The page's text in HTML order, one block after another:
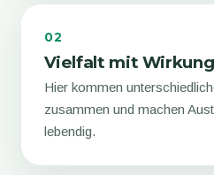
02
Vielfalt mit Wirkung
Hier kommen
zusammen und machen
lebendig.